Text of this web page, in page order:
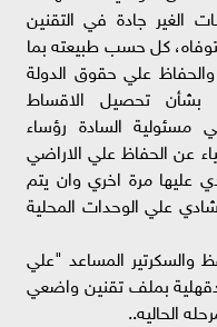
الغير جادة في التقنين
كل حسب طبيعته بما
علي حقوق الدولة
بشأن تحصيل الاقساط
مسئولية السادة رؤساء
عن الحفاظ علي الاراضي
عليها مرة اخري وان يتم
علي الوحدات المحلية
والسكرتير المساعد "علي
بملف تقنين واضعي
الحاليه..